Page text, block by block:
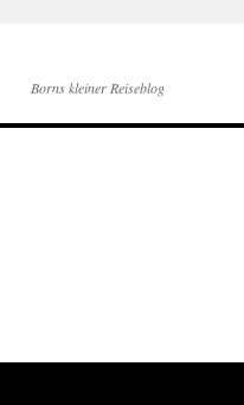
Borns kleiner Reiseblog